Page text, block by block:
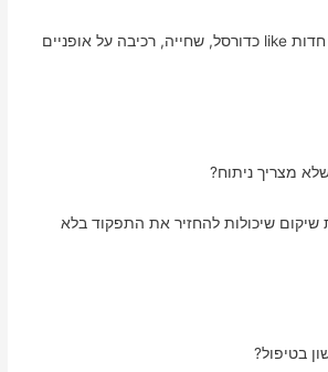
– ספורט עם תנועות חדות like כדורסל, שחייה, רכיבה על אופניים
מצריך ניתוח?
שיקום שיכולות להחזיר את התפקוד בלא
בטיפול?